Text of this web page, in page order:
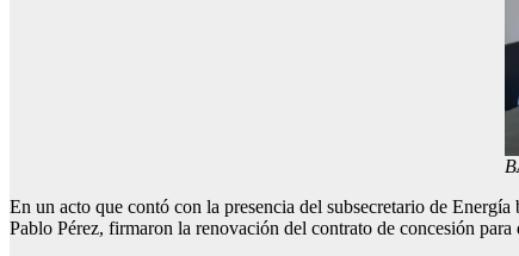
En un acto que contó con la presencia del subsecretario de
Pablo Pérez, firmaron la renovación del contrato de concesión